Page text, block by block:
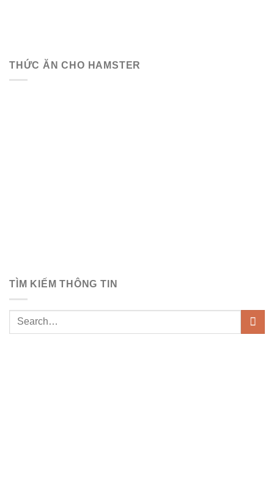
THỨC ĂN CHO HAMSTER
TÌM KIẾM THÔNG TIN